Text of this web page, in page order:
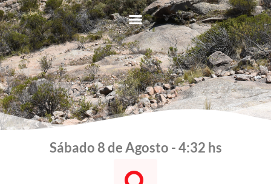
Sábado 8 de Agosto - 4:33 hs